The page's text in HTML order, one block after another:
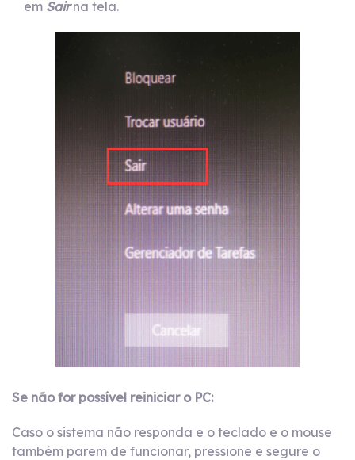
em Sairna tela.
Se não for possível reiniciar o PC:
Caso o sistema não responda e o teclado e o mouse
também parem de funcionar, pressione e segure o